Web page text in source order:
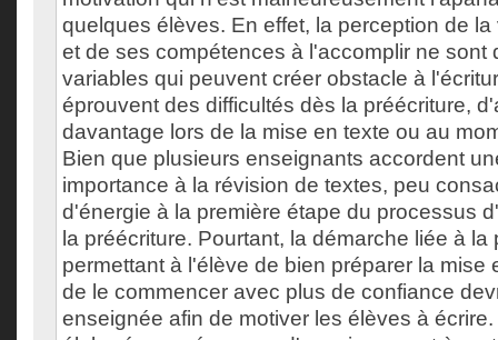
quelques élèves. En effet, la perception de
et de ses compétences à l'accomplir ne sont
variables qui peuvent créer obstacle à
éprouvent des difficultés dès la préécriture,
davantage lors de la mise en texte ou au
Bien que plusieurs enseignants accordent
importance à la révision de textes, peu
d'énergie à la première étape du processus
la préécriture. Pourtant, la démarche liée à la
permettant à l'élève de bien préparer la mise
de le commencer avec plus de confiance
enseignée afin de motiver les élèves à